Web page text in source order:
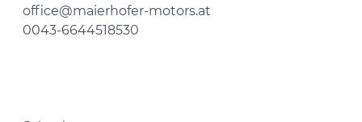
office@maierhofer-motors.at
0043-6644518530